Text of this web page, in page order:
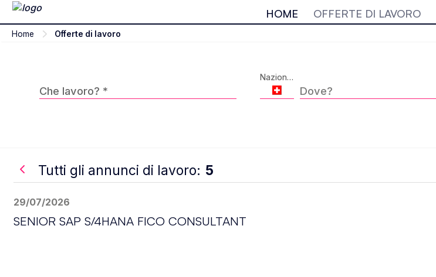
HOME OFFERTE DI LAVORO
Home Offerte di lavoro
Che lavoro? *
Nazione *
Dove?
Tutti gli annunci di lavoro: 5
29/07/2026
SENIOR SAP S/4HANA FICO CONSULTANT